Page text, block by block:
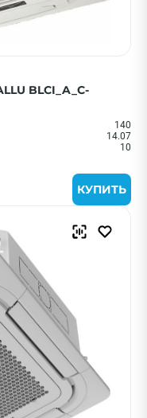
BLCI_A_C-
140
14.07
10
КУПИТЬ